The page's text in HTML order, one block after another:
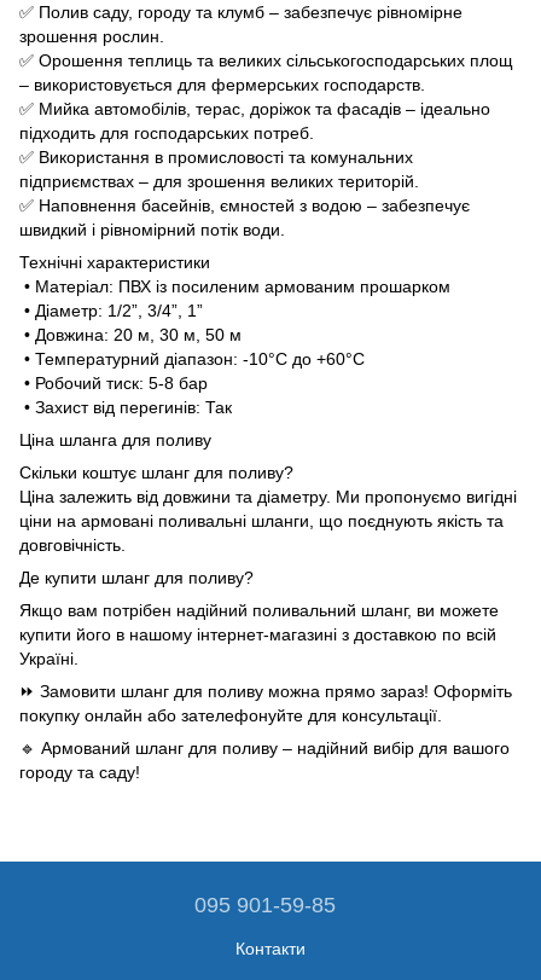
✅ Полив саду, городу та клумб – забезпечує рівномірне
зрошення рослин.
✅ Орошення теплиць та великих сільськогосподарських площ
– використовується для фермерських господарств.
✅ Мийка автомобілів, терас, доріжок та фасадів – ідеально
підходить для господарських потреб.
✅ Використання в промисловості та комунальних
підприємствах – для зрошення великих територій.
✅ Наповнення басейнів, ємностей з водою – забезпечує
швидкий і рівномірний потік води.
Технічні характеристики
• Матеріал: ПВХ із посиленим армованим прошарком
• Діаметр: 1/2”, 3/4”, 1”
• Довжина: 20 м, 30 м, 50 м
• Температурний діапазон: -10°C до +60°C
• Робочий тиск: 5-8 бар
• Захист від перегинів: Так
Ціна шланга для поливу
Скільки коштує шланг для поливу?
Ціна залежить від довжини та діаметру. Ми пропонуємо вигідні
ціни на армовані поливальні шланги, що поєднують якість та
довговічність.
Де купити шланг для поливу?
Якщо вам потрібен надійний поливальний шланг, ви можете
купити його в нашому інтернет-магазині з доставкою по всій
Україні.
⏩ Замовити шланг для поливу можна прямо зараз! Оформіть
покупку онлайн або зателефонуйте для консультації.
🔹 Армований шланг для поливу – надійний вибір для вашого
городу та саду!
095 901-59-85
Контакти